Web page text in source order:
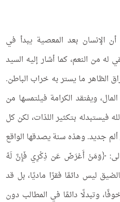
الإنسان بعد المعصية يبدأ في
له من النعم، كما أشار إليه السيد
الظاهر ما يستر به خراب الباطن.
ويفتقد الكرامة فيلتمسها من
فيستبدله بتكثير اللذات، لكن كل
جديد. وهذه سنة يصدقها الواقع
﴿وَمَنْ أَعْرَضَ عَن ذِكْرِي فَإِنَّ لَهُ
(طه: 124). فالضيق ليس دائمًا فقرًا ماديًا، بل قد
وتبدلًا دائمًا في المطالب دون